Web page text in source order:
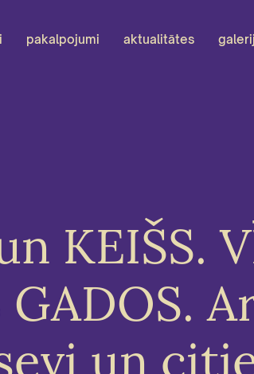
pakalpojumi aktualitātes
KEIŠS.
GADOS.
un